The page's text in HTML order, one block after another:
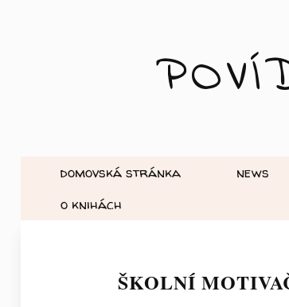
domovská stránka news
o knihách
ŠKOLNÍ